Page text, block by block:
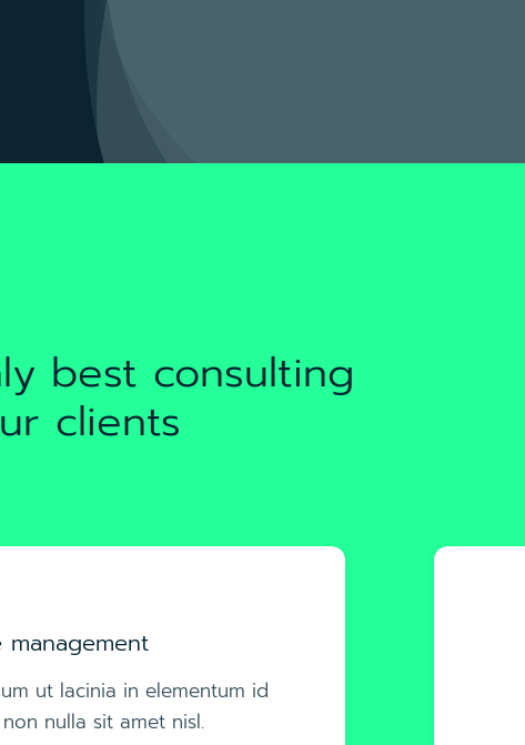
best consulting
clients
management
ut lacinia in elementum id
nulla sit amet nisl.